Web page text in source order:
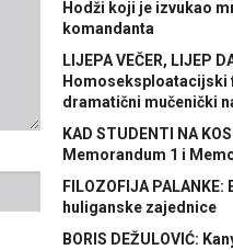
Hodži koji je izvukao
komandanta
LIJEPA VEČER, LIJEP
Homoseksploatacijski
dramatični mučenički
KAD STUDENTI NA
Memorandum 1 i
FILOZOFIJA
huliganske zajednice
BORIS DEŽULOVIĆ: